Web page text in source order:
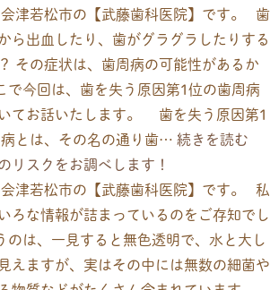
津若松市の【武藤歯科医院】です。 歯
ら出血したり、歯がグラグラしたりする
その症状は、歯周病の可能性があるか
今回は、歯を失う原因第1位の歯周病
てお話いたします。 歯を失う原因第1
とは、その名の通り歯… 続きを読む
リスクをお調べします！
津若松市の【武藤歯科医院】です。 私
ろな情報が詰まっているのをご存知でし
は、一見すると無色透明で、水と大し
えますが、実はその中には無数の細菌や